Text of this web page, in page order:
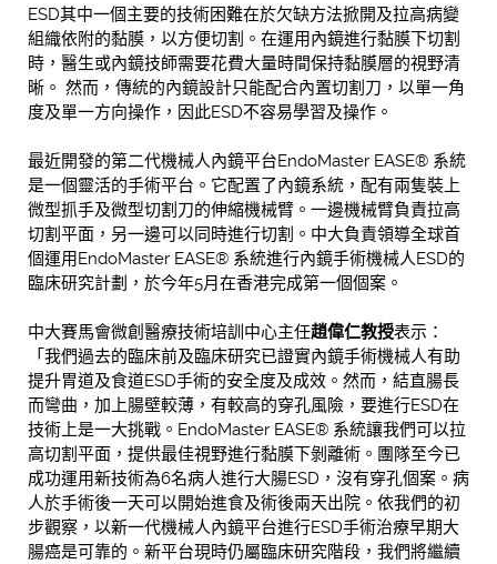
ESD其中一個主要的技術困難在於欠缺方法掀開及拉高病變
組織依附的黏膜，以方便切割。在運用內鏡進行黏膜下切割
時，醫生或內鏡技師需要花費大量時間保持黏膜層的視野清
晰。 然而，傳統的內鏡設計只能配合內置切割刀，以單一角
度及單一方向操作，因此ESD不容易學習及操作。
最近開發的第二代機械人內鏡平台EndoMaster EASE® 系統
是一個靈活的手術平台。它配置了內鏡系統，配有兩隻裝上
微型抓手及微型切割刀的伸縮機械臂。一邊機械臂負責拉高
切割平面，另一邊可以同時進行切割。中大負責領導全球首
個運用EndoMaster EASE® 系統進行內鏡手術機械人ESD的
臨床研究計劃，於今年5月在香港完成第一個個案。
中大賽馬會微創醫療技術培訓中心主任趙偉仁教授表示：
「我們過去的臨床前及臨床研究已證實內鏡手術機械人有助
提升胃道及食道ESD手術的安全度及成效。然而，結直腸長
而彎曲，加上腸壁較薄，有較高的穿孔風險，要進行ESD在
技術上是一大挑戰。EndoMaster EASE® 系統讓我們可以拉
高切割平面，提供最佳視野進行黏膜下剝離術。團隊至今已
成功運用新技術為6名病人進行大腸ESD，沒有穿孔個案。病
人於手術後一天可以開始進食及術後兩天出院。依我們的初
步觀察，以新一代機械人內鏡平台進行ESD手術治療早期大
腸癌是可靠的。新平台現時仍屬臨床研究階段，我們將繼續